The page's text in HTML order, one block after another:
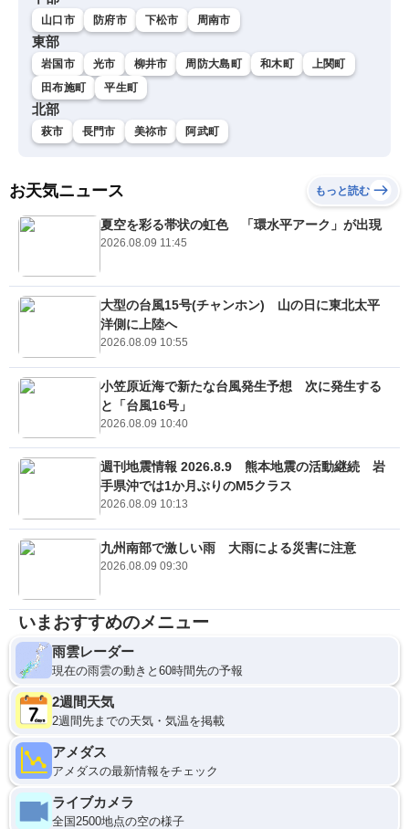
山口市 防府市 下松市 周南市
東部
岩国市 光市 柳井市 周防大島町 和木町
上関町
田布施町
平生町
北部
萩市 長門市 美祢市 阿武町
お天気ニュース もっと読む
夏空を彩る帯状の虹色 「環水平アーク」が出現
2026.08.09 11:45
大型の台風15号(チャンホン) 山の日に東北太平
洋側に上陸へ
2026.08.09 10:55
小笠原近海で新たな台風発生予想 次に発生する
と「台風16号」
2026.08.09 10:40
週刊地震情報 2026.8.9 熊本地震の活動継続 岩
手県沖では1か月ぶりのM5クラス
2026.08.09 10:13
九州南部で激しい雨 大雨による災害に注意
2026.08.09 09:30
いまおすすめのメニュー
雨雲レーダー
現在の雨雲の動きと60時間先の予報
2週間天気
2週間先までの天気・気温を掲載
アメダス
アメダスの最新情報をチェック
ライブカメラ
全国2500地点の空の様子